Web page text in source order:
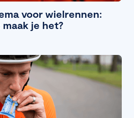
voor wielrennen:
je het?